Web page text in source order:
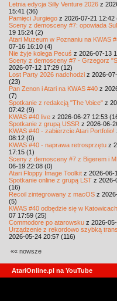
Letnia edycja Silly Venture 2026 z
15:41 (36)
Pamięci Jurgiego z 2026-07-21 12:42
Sceny z demosceny #7: opowiada
19 15:24 (2)
Atari Muzeum w Poznaniu na KWAS
07-16 16:10 (4)
Nie żyje kolega Pecuś z 2026-07-13
Sceny z demosceny #7 - Grzegorz
2026-07-12 17:29 (12)
Lost Party 2026 nadchodzi z 2026-
(23)
Pan Zenon i Atari na KWAS #40 z
(7)
Spotkanie z redakcją "The Voice" z
07:42 (9)
KWAS #40 live z 2026-06-27 12:53
Spotkanie z grupą USSR z 2026-06-
KWAS #40 - zabierzcie Atari Portfolio!
08:12 (0)
KWAS #40 - naprawa retrosprzętu z
17:15 (1)
Sceny z demosceny #7 z Bigerem i
06-19 22:08 (0)
Atari Floppy Image Toolkit z 2026-06-
Spotkanie online z grupą LST z 2026-
(16)
Recoil zintegrowany z macOS z
(5)
KWAS #40 odbędzie się w Katowicach
07 17:59 (25)
Commodore po atarowsku z 2026-
Urządzenie z rekordowo szybką
2026-05-24 20:57 (116)
«« nowsze
AtariOnline.pl na YouTube